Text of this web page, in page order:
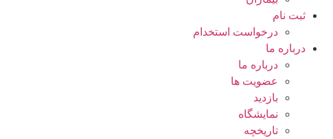
ثبت نام
درخواست استخدام
درباره ما
درباره ما
عضویت ها
بازدید
نمایشگاه
تاريخچه